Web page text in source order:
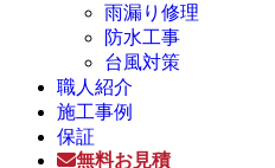
雨漏り修理
防水工事
台風対策
職人紹介
施工事例
保証
無料お見積